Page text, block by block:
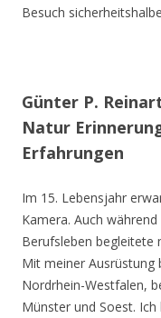
Besuch
Günter P.
Natur
Erfahrungen
Im 15. Lebensjahr
Kamera. Auch
Berufsleben begleitete
Mit meiner Ausrüstung
Nordrhein-Westfalen,
Münster und Soest.